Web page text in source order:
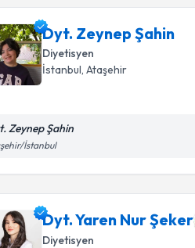
Dyt. Zeynep Şahin
Diyetisyen
İstanbul , Ataşehir
Zeynep Şahin
İstanbul
Dyt. Yaren Nur Şeker
Diyetisyen